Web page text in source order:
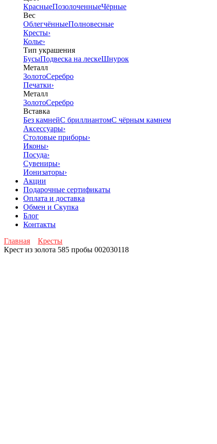
КрасныеПозолоченныеЧёрные
Вес
ОблегчённыеПолновесные
Кресты›
Колье›
Тип украшения
БусыПодвеска на лескеШнурок
Металл
ЗолотоСеребро
Печатки›
Металл
ЗолотоСеребро
Вставка
Без камнейС бриллиантомС чёрным камнем
Аксессуары›
Столовые приборы›
Иконы›
Посуда›
Сувениры›
Ионизаторы›
Акции
Подарочные сертификаты
Оплата и доставка
Обмен и Скупка
Блог
Контакты
Главная
Кресты
Крест из золота 585 пробы 002030118